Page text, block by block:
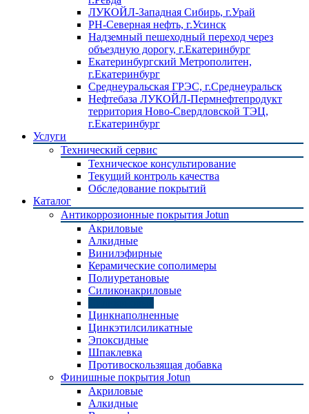
ЛУКОЙЛ-Западная Сибирь, г.Урай
РН-Северная нефть, г.Усинск
Надземный пешеходный переход через
объездную дорогу, г.Екатеринбург
Екатеринбургский Метрополитен,
г.Екатеринбург
Среднеуральская ГРЭС, г.Среднеуральск
Нефтебаза ЛУКОЙЛ-Пермнефтепродукт
территория Ново-Свердловской ТЭЦ,
г.Екатеринбург
Услуги
Технический сервис
Техническое консультирование
Текущий контроль качества
Обследование покрытий
Каталог
Антикоррозионные покрытия Jotun
Акриловые
Алкидные
Винилэфирные
Керамические сополимеры
Полиуретановые
Силиконакриловые
Цинкнаполненные
Цинкэтилсиликатные
Эпоксидные
Шпаклевка
Противоскользящая добавка
Финишные покрытия Jotun
Акриловые
Алкидные